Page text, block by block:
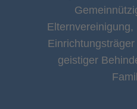
geistiger